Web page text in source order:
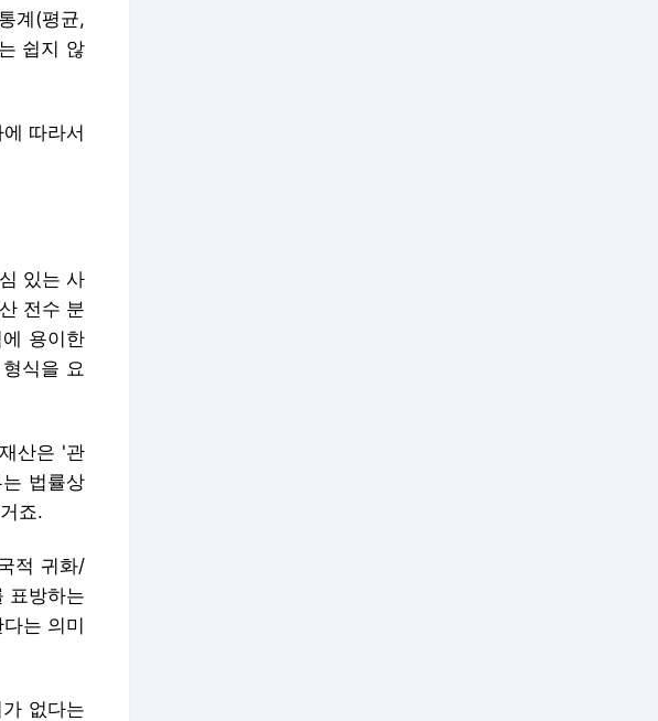
계(평균,
쉽지 않
따라서
있는 사
전수 분
용이한
식을 요
산은 '관
법률상
죠.
적 귀화/
표방하는
는 의미
없다는